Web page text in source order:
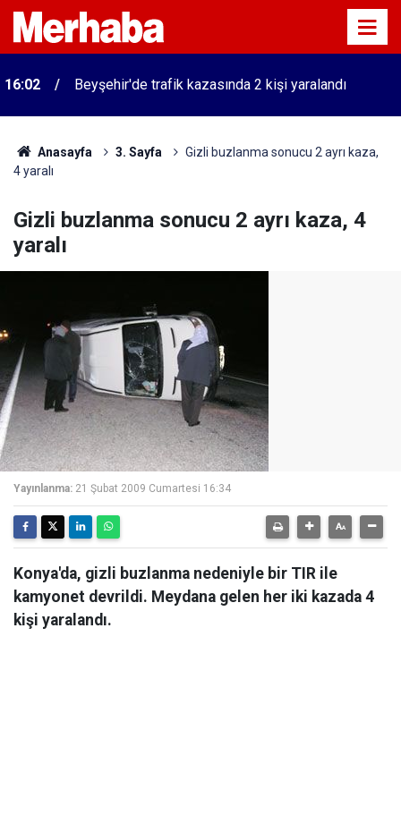
16:02 Beyşehir'de trafik kazasında 2 kişi yaralandı
Anasayfa 3. Sayfa
Gizli buzlanma sonucu 2 ayrı kaza,
4 yaralı
Gizli buzlanma sonucu 2 ayrı kaza, 4
yaralı
Yayınlanma: 21 Şubat 2009 Cumartesi 16:34
Konya'da, gizli buzlanma nedeniyle bir TIR ile
kamyonet devrildi. Meydana gelen her iki kazada 4
kişi yaralandı.